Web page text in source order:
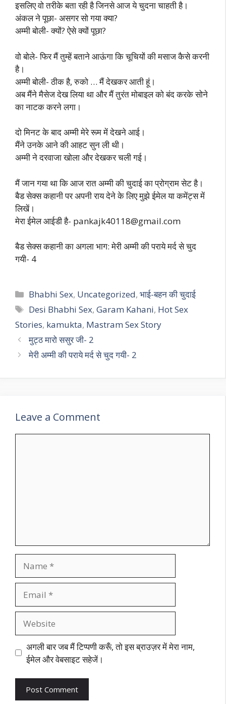
इसलिए वो तरीके बता रही है जिनसे आज ये चुदना चाहती है।
अंकल ने पूछा- असगर सो गया क्या?
अम्मी बोली- क्यों? ऐसे क्यों पूछा?
वो बोले- फिर मैं तुम्हें बताने आऊंगा कि चूचियों की मसाज कैसे करनी
है।
अम्मी बोली- ठीक है, रुको … मैं देखकर आती हूं।
अब मैंने मैसेज देख लिया था और मैं तुरंत मोबाइल को बंद करके सोने
का नाटक करने लगा।
दो मिनट के बाद अम्मी मेरे रूम में देखने आई।
मैंने उनके आने की आहट सुन ली थी।
अम्मी ने दरवाजा खोला और देखकर चली गई।
मैं जान गया था कि आज रात अम्मी की चुदाई का प्रोग्राम सेट है।
बैड सेक्स कहानी पर अपनी राय देने के लिए मुझे ईमेल या कमेंट्स में
लिखें।
मेरा ईमेल आईडी है- pankajk40118@gmail.com
बैड सेक्स कहानी का अगला भाग: मेरी अम्मी की पराये मर्द से चुद
गयी- 4
Categories
Bhabhi Sex, Uncategorized,भाई-बहन की चुदाई
Tags
Desi Bhabhi Sex,Garam Kahani, Hot Sex
Stories, kamukta, Mastram Sex Story
मुट्ठ मारो ससुर जी- 2
मेरी अम्मी की पराये मर्द से चुद गयी- 2
Leave a Comment
अगली बार जब मैं टिप्पणी करूँ, तो इस ब्राउज़र में मेरा नाम,
ईमेल और वेबसाइट सहेजें।